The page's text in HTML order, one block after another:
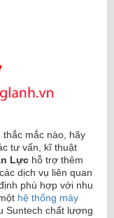
mắc nào, hãy
tư vấn, kĩ thuật
Lực hỗ trợ thêm
dịch vụ liên quan
phù hợp với nhu
hệ thống máy
Suntech chất lượng